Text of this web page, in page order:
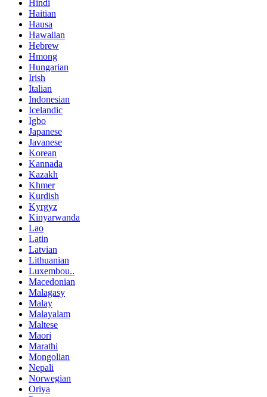
Hindi
Haitian
Hausa
Hawaiian
Hebrew
Hmong
Hungarian
Irish
Italian
Indonesian
Icelandic
Igbo
Japanese
Javanese
Korean
Kannada
Kazakh
Khmer
Kurdish
Kyrgyz
Kinyarwanda
Lao
Latin
Latvian
Lithuanian
Luxembou..
Macedonian
Malagasy
Malay
Malayalam
Maltese
Maori
Marathi
Mongolian
Nepali
Norwegian
Oriya